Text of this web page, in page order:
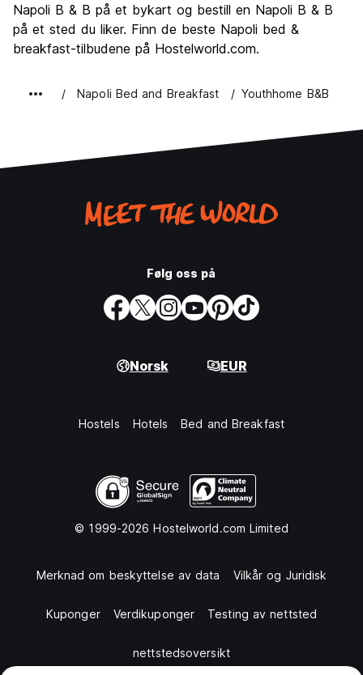
Verdi for pengene
8.4
Napoli B & B på et bykart og bestill en Napoli B & B
på et sted du liker. Finn de beste Napoli bed &
breakfast-tilbudene på Hostelworld.com.
Napoli Bed and Breakfast Youthhome B&B
Følg oss på
Norsk EUR
Hostels Hotels Bed and Breakfast
© 1999-2026 Hostelworld.com Limited
Merknad om beskyttelse av data Vilkår og Juridisk
Kuponger Verdikuponger Testing av nettsted
nettstedsoversikt